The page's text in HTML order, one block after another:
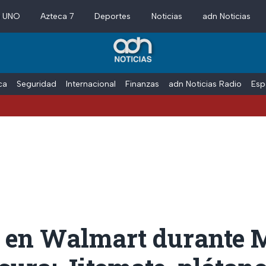
Azteca 7 Deportes Noticias adn Noticias
Seguridad Internacional Finanzas adn Noticias Radio
en Walmart durante